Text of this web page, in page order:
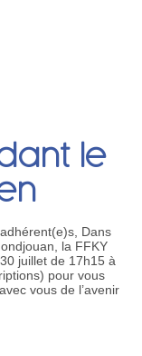
le
Dans
la FFKY
juillet de 17h15 à
pour vous
vous de l’avenir